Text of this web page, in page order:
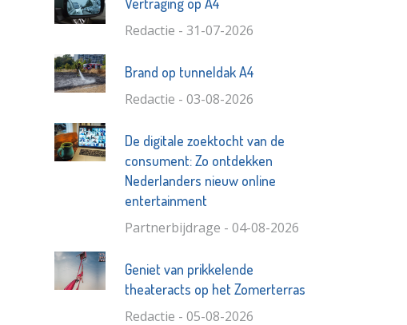
Redactie - 31-07-2026
Brand op tunneldak A4
Redactie - 03-08-2026
De digitale zoektocht van de
consument: Zo ontdekken
Nederlanders nieuw online
entertainment
Partnerbijdrage - 04-08-2026
Geniet van prikkelende
theateracts op het Zomerterras
Redactie - 05-08-2026